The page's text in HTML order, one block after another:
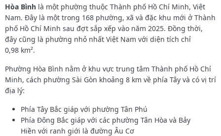
Hòa Bình là một phường thuộc Thành phố Hồ Chí Minh, Việt
Nam. Đây là một trong 168 phường, xã và đặc khu mới ở Thành
phố Hồ Chí Minh sau đợt sắp xếp vào năm 2025. Đồng thời,
đây cũng là phường nhỏ nhất Việt Nam với diện tích chỉ
0,98 km².
Phường Hòa Bình nằm ở khu vực trung tâm Thành phố Hồ Chí
Minh, cách phường Sài Gòn khoảng 8 km về phía Tây và có vị trí
địa lý:
Phía Tây Bắc giáp với phường Tân Phú
Phía Đông Bắc giáp với các phường Tân Hòa và Bảy
Hiền với ranh giới là đường Âu Cơ